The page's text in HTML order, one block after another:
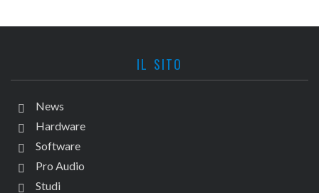
IL SITO
News
Hardware
Software
Pro Audio
Studi